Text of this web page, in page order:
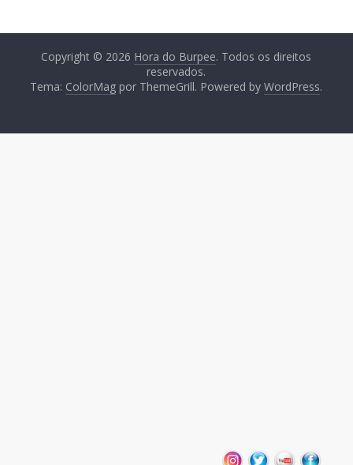
Copyright © 2026 Hora do Burpee. Todos os direitos
reservados.
Tema: ColorMag por ThemeGrill. Powered byWordPress.